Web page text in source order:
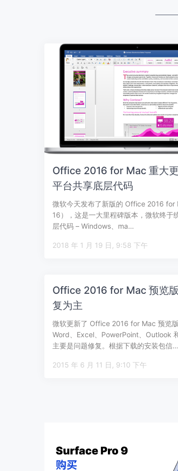
Office 2016 for Mac 重大
平台共享底层代码
微软今天发布了新版的 Office 2016 for
16），这是一大里程碑版本，微软终于
层代码 – Windows、ma…
2018 年 1 月 19 日, 9:58 下午
Office 2016 for Mac 预览
复为主
微软更新了 Office 2016 for Mac 预览
Word、Excel、PowerPoint、Outlook
主要是问题修复。根据下载的安装包信…
2015 年 6 月 11 日, 9:10 下午